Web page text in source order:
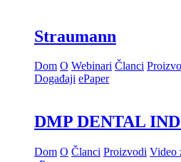
Straumann
Dom O Webinari Članci
Događaji ePaper
DMP DENTAL
Dom O Članci Proizvodi Video